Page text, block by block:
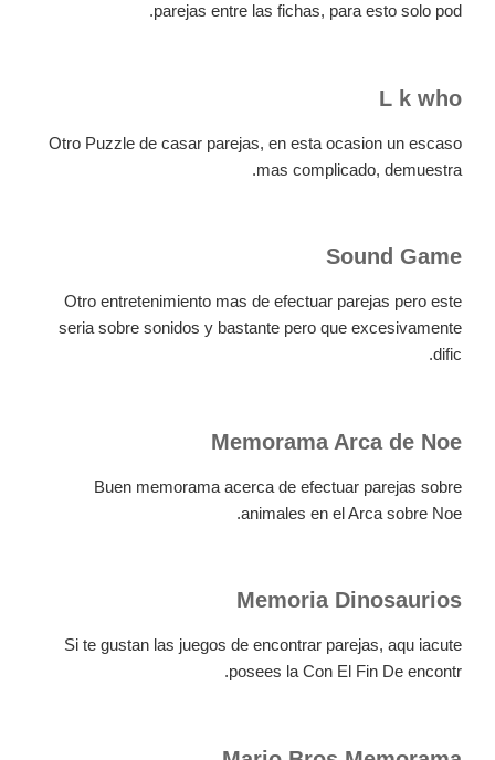
parejas entre las fichas, para esto solo pod.
L k who
Otro Puzzle de casar parejas, en esta ocasion un escaso
mas complicado, demuestra.
Sound Game
Otro entretenimiento mas de efectuar parejas pero este
seria sobre sonidos y bastante pero que excesivamente
dific.
Memorama Arca de Noe
Buen memorama acerca de efectuar parejas sobre
animales en el Arca sobre Noe.
Memoria Dinosaurios
Si te gustan las juegos de encontrar parejas, aqu iacute
posees la Con El Fin De encontr.